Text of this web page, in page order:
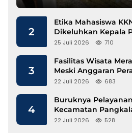
2
Etika Mahasiswa
Dikeluhkan Kepala
25 Juli 2026 710
3
Fasilitas Wisata
Meski Anggaran
Mengalir
22 Juli 2026 683
4
Buruknya
Kecamatan
Disdukcapil Langkat
22 Juli 2026 528